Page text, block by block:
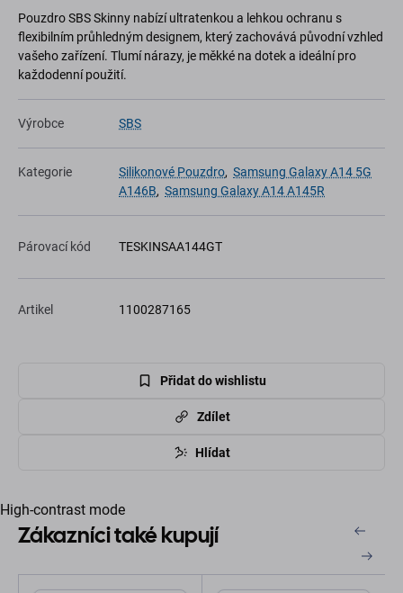
Pouzdro SBS Skinny nabízí ultratenkou a lehkou ochranu s
flexibilním průhledným designem, který zachovává původní vzhled
vašeho zařízení. Tlumí nárazy, je měkké na dotek a ideální pro
každodenní použití.
Výrobce SBS
Kategorie Silikonové Pouzdro, Samsung Galaxy A14 5G
A146B, Samsung Galaxy A14 A145R
Párovací kód TESKINSAA144GT
Artikel 1100287165
Přidat do wishlistu
Zdílet
Hlídat
High-contrast mode
Zákazníci také kupují